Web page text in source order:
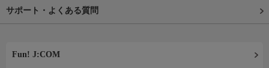
サポート・よくある質問
Fun! J:COM